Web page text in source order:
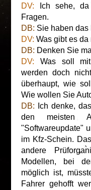
DV: Ich sehe,
Fragen.
DB: Sie haben das
DV: Was gibt es da
DB: Denken Sie
DV: Was soll
werden doch
überhaupt, wie
Wie wollen Sie
DB: Ich denke,
den meisten
"Softwareupdate"
im Kfz-Schein.
andere
Modellen, bei
möglich ist,
Fahrer gehofft